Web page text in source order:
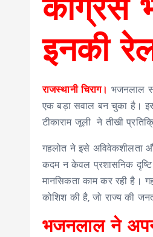
कांग्रेस
इनकी
राजस्थानी चिराग।
भजनलाल
एक बड़ा सवाल बन चुका है। इस
टीकाराम जूली ने तीखी
गहलोत ने इसे अविवेकशीलता
कदम न केवल प्रशासनिक
मानसिकता काम कर रही है।
कोशिश की है, जो राज्य की
भजनलाल ने